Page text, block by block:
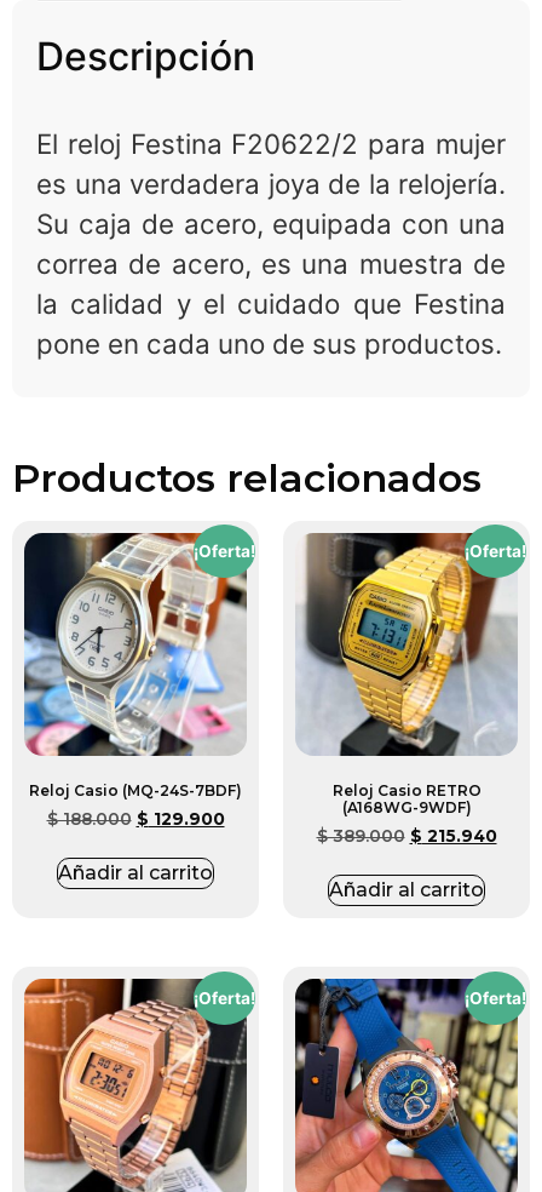
Descripción
El reloj Festina F20622/2 para mujer
es una verdadera joya de la relojería.
Su caja de acero, equipada con una
correa de acero, es una muestra de
la calidad y el cuidado que Festina
pone en cada uno de sus productos.
Productos relacionados
¡Oferta!
Reloj Casio (MQ-24S-7BDF)
$188.000 $ 129.900
Añadir al carrito
¡Oferta!
Reloj Casio RETRO
(A168WG-9WDF)
$389.000 $ 215.940
Añadir al carrito
¡Oferta! ¡Oferta!